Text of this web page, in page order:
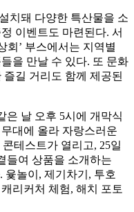
치돼 다양한 특산물을 소
이벤트도 마련된다. 서
회’ 부스에서는 지역별
을 만날 수 있다. 또 문화
길 거리도 함께 제공된
은 날 오후 5시에 개막식
대에 올라 자랑스러운
테스트가 열리고, 25일
들여 상품을 소개하는
윷놀이, 제기차기, 투호
리커처 체험, 해치 포토